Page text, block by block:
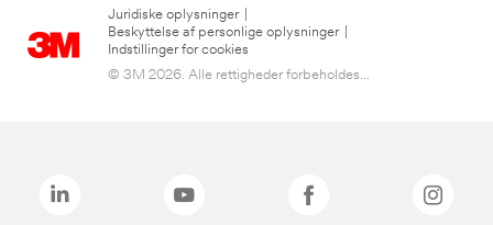
Juridiske oplysninger
Beskyttelse af personlige oplysninger
Indstillinger for cookies
© 3M 2026. Alle rettigheder forbeholdes...